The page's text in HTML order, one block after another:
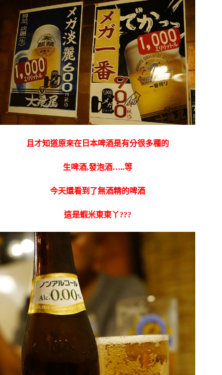
且才知道原來在日本啤酒是有分很多種的
生啤酒,發泡酒…..等
今天還看到了無酒精的啤酒
這是蝦米東東丫???